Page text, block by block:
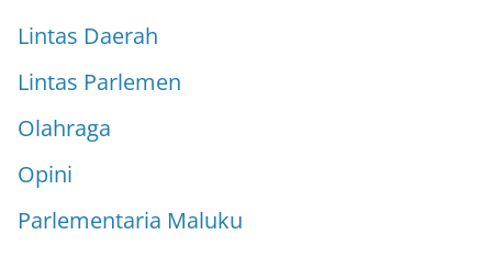
Lintas Daerah
Lintas Parlemen
Olahraga
Opini
Parlementaria Maluku